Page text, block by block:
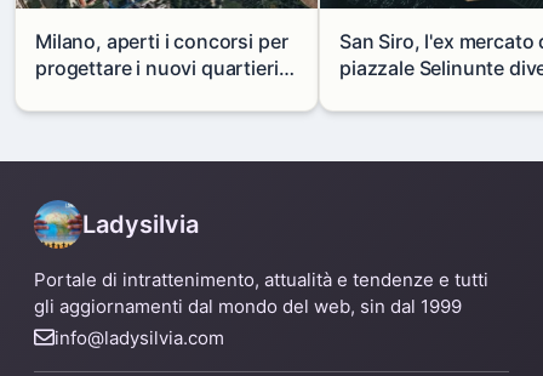
Milano, aperti i concorsi per
progettare i nuovi quartieri
Mare
San Siro, l'ex mercato
piazzale Selinunte
Ladysilvia
Portale di intrattenimento, attualità e tendenze e tutti
gli aggiornamenti dal mondo del web, sin dal 1999
info@ladysilvia.com